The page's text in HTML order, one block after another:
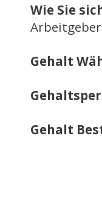
Wie Sie
Arbeitgeber
Gehalt
Gehalt